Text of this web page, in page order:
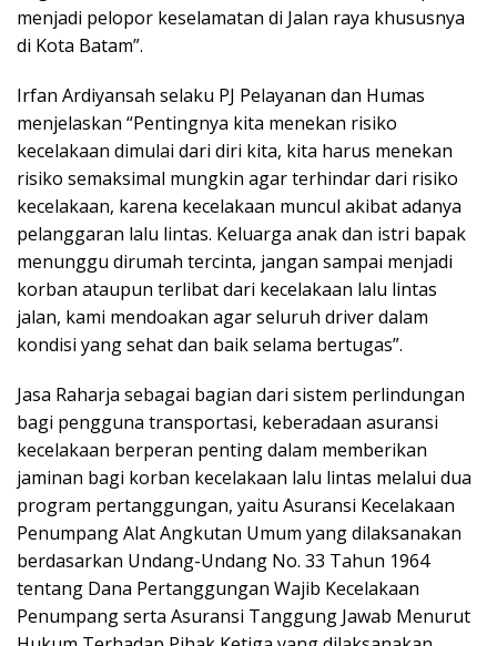
menjadi pelopor keselamatan di Jalan raya khususnya
di Kota Batam”.
Irfan Ardiyansah selaku PJ Pelayanan dan Humas
menjelaskan “Pentingnya kita menekan risiko
kecelakaan dimulai dari diri kita, kita harus menekan
risiko semaksimal mungkin agar terhindar dari risiko
kecelakaan, karena kecelakaan muncul akibat adanya
pelanggaran lalu lintas. Keluarga anak dan istri bapak
menunggu dirumah tercinta, jangan sampai menjadi
korban ataupun terlibat dari kecelakaan lalu lintas
jalan, kami mendoakan agar seluruh driver dalam
kondisi yang sehat dan baik selama bertugas”.
Jasa Raharja sebagai bagian dari sistem perlindungan
bagi pengguna transportasi, keberadaan asuransi
kecelakaan berperan penting dalam memberikan
jaminan bagi korban kecelakaan lalu lintas melalui dua
program pertanggungan, yaitu Asuransi Kecelakaan
Penumpang Alat Angkutan Umum yang dilaksanakan
berdasarkan Undang-Undang No. 33 Tahun 1964
tentang Dana Pertanggungan Wajib Kecelakaan
Penumpang serta Asuransi Tanggung Jawab Menurut